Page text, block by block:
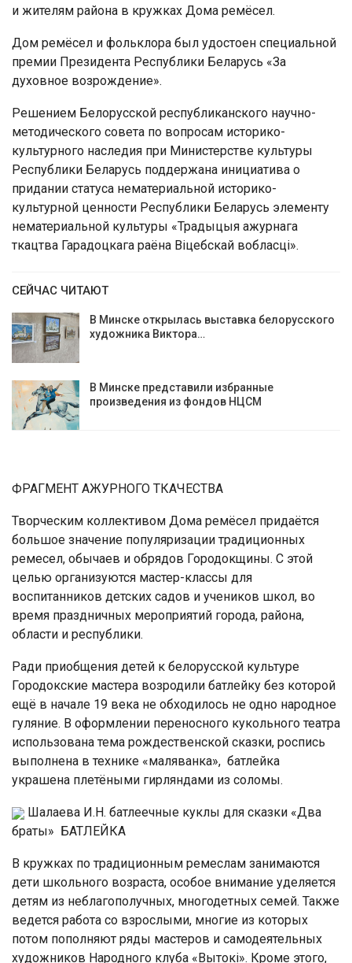
и жителям района в кружках Дома ремёсел.
Дом ремёсел и фольклора был удостоен специальной
премии Президента Республики Беларусь «За
духовное возрождение».
Решением Белорусской республиканского научно-
методического совета по вопросам историко-
культурного наследия при Министерстве культуры
Республики Беларусь поддержана инициатива о
придании статуса нематериальной историко-
культурной ценности Республики Беларусь элементу
нематериальной культуры «Традыцыя ажурнага
ткацтва Гарадоцкага раёна Віцебскай вобласці».
СЕЙЧАС ЧИТАЮТ
В Минске открылась выставка белорусского
художника Виктора…
В Минске представили избранные
произведения из фондов НЦСМ
ФРАГМЕНТ АЖУРНОГО ТКАЧЕСТВА
Творческим коллективом Дома ремёсел придаётся
большое значение популяризации традиционных
ремесел, обычаев и обрядов Городокщины. С этой
целью организуются мастер-классы для
воспитанников детских садов и учеников школ, во
время праздничных мероприятий города, района,
области и республики.
Ради приобщения детей к белорусской культуре
Городокские мастера возродили батлейку без которой
ещё в начале 19 века не обходилось не одно народное
гуляние. В оформлении переносного кукольного театра
использована тема рождественской сказки, роспись
выполнена в технике «маляванка», батлейка
украшена плетёными гирляндами из соломы.
Шалаева И.Н. батлеечные куклы для сказки «Два
браты»
БАТЛЕЙКА
В кружках по традиционным ремеслам занимаются
дети школьного возраста, особое внимание уделяется
детям из неблагополучных, многодетных семей. Также
ведется работа со взрослыми, многие из которых
потом пополняют ряды мастеров и самодеятельных
художников Народного клуба «Вытокi». Кроме этого,